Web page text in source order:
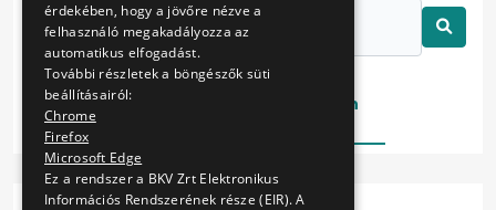
Folyamatban
érdekében, hogy a jövőre nézve a
felhasználó megakadályozza az
automatikus elfogadást.
További részletek a böngészők süti
beállításairól:
Chrome
Firefox
Microsoft Edge
Ez a rendszer a BKV Zrt Elektronikus
Információs Rendszerének része (EIR). A